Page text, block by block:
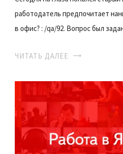
работодатель предпочитает
в офис? : /qa/92. Вопрос был
ЧИТАТЬ ДАЛЕЕ